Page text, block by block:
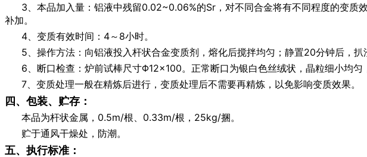
3、本品加入量：铝液中残留0.02~0.06%的Sr，对不同合金将有不同程度的变
补加。
4、变质有效时间：4～8小时。
5、操作方法：向铝液投入杆状合金变质剂，熔化后搅拌均匀；静置20分钟后，扒
6、断口检查：炉前试棒尺寸Φ12×100。正常断口为银白色丝绒状，晶粒细小均匀
7、变质处理一般在精炼后进行，变质处理后不需要再精炼，以免影响变质效果。
四、包装、贮存：
本品为杆状金属，0.5m/根、0.33m/根，25kg/捆。
贮于通风干燥处，防潮。
五、执行标准：